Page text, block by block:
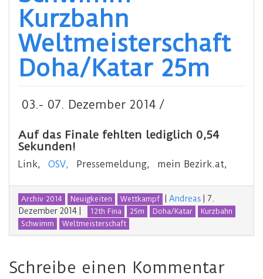
Kurzbahn
Weltmeisterschaft
Doha/Katar 25m
03.- 07. Dezember 2014 /
Auf das Finale fehlten lediglich 0,54
Sekunden!
Link, OSV, Pressemeldung, mein Bezirk.at,
Archiv 2014 Neuigkeiten Wettkampf Andreas
7.
Dezember 2014
12th Fina 25m Doha/Katar
Kurzbahn
Schwimm
Weltmeisterschaft
Schreibe einen Kommentar